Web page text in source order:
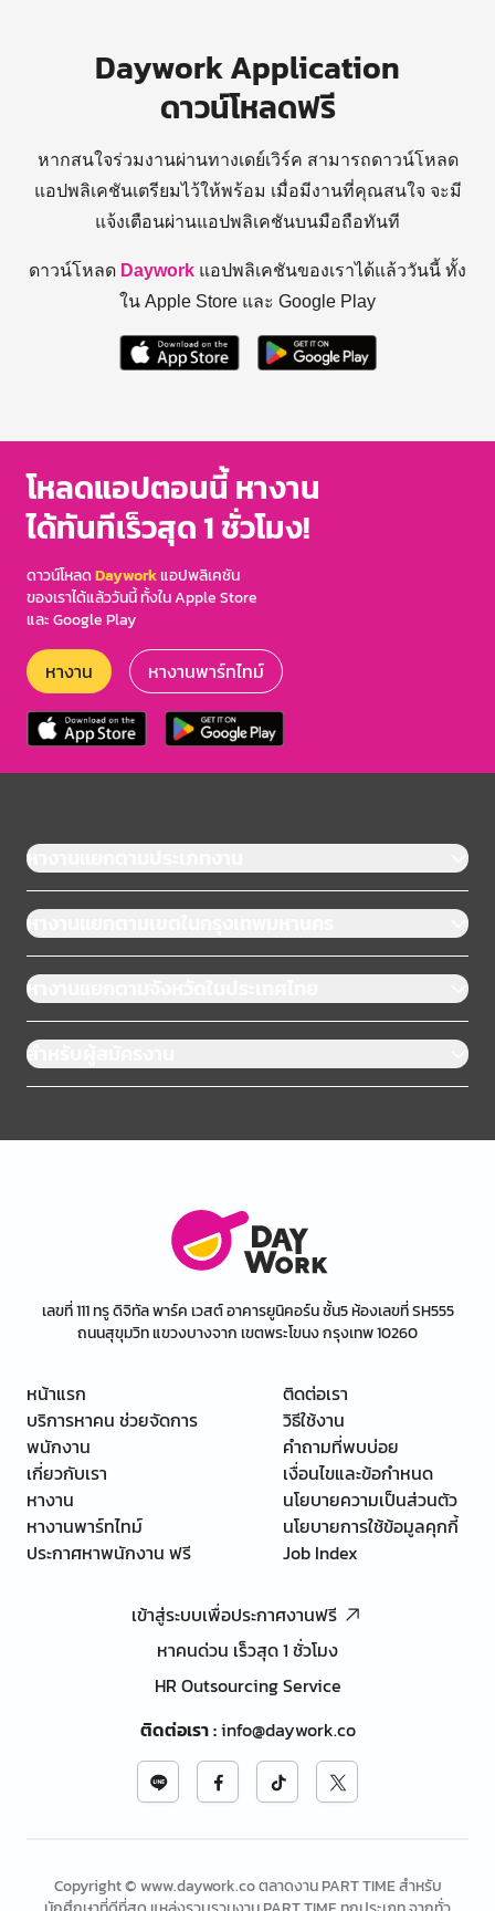
Daywork Application
ดาวน์โหลดฟรี
หากสนใจร่วมงานผ่านทางเดย์เวิร์ค สามารถดาวน์โหลด
แอปพลิเคชันเตรียมไว้ให้พร้อม เมื่อมีงานที่คุณสนใจ จะมี
แจ้งเตือนผ่านแอปพลิเคชันบนมือถือทันที
ดาวน์โหลด Daywork แอปพลิเคชันของเราได้แล้ววันนี้ ทั้ง
ใน Apple Store และ Google Play
โหลดแอปตอนนี้ หางาน
ได้ทันทีเร็วสุด 1 ชั่วโมง!
ดาวน์โหลดDayworkแอปพลิเคชัน
ของเราได้แล้ววันนี้ ทั้งใน Apple Store
และ Google Play
หางาน หางานพาร์ทไทม์
หางานแยกตามประเภทงาน
หางานแยกตามเขตในกรุงเทพมหานคร
หางานแยกตามจังหวัดในประเทศไทย
สำหรับผู้สมัครงาน
เลขที่ 111 ทรู ดิจิทัล พาร์ค เวสต์ อาคารยูนิคอร์น ชั้น5 ห้องเลขที่ SH555
ถนนสุขุมวิท แขวงบางจาก เขตพระโขนง กรุงเทพ 10260
หน้าแรก
บริการหาคน ช่วยจัดการ
พนักงาน
เกี่ยวกับเรา
หางาน
หางานพาร์ทไทม์
ประกาศหาพนักงาน ฟรี
ติดต่อเรา
วิธีใช้งาน
คำถามที่พบบ่อย
เงื่อนไขและข้อกำหนด
นโยบายความเป็นส่วนตัว
นโยบายการใช้ข้อมูลคุกกี้
Job Index
เข้าสู่ระบบเพื่อประกาศงานฟรี
หาคนด่วน เร็วสุด 1 ชั่วโมง
HR Outsourcing Service
ติดต่อเรา:info@daywork.co
Copyright © www.daywork.co ตลาดงาน PART TIME สำหรับ